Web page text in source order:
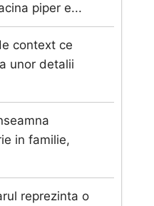
piper e...
context ce
unor detalii
in familie,
reprezinta o